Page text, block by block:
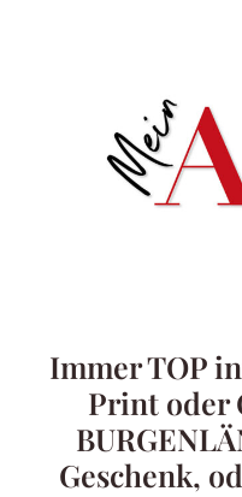
Immer TOP
Print oder
Geschenk,